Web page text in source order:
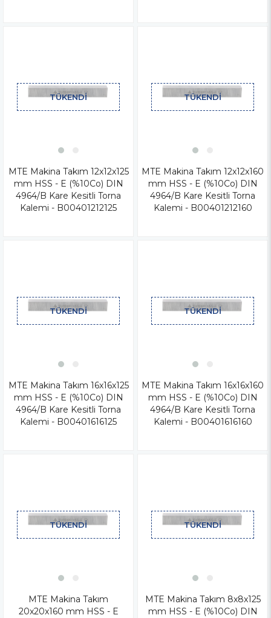
TÜKENDI
MTE Makina Takım 12x12x125
mm HSS - E (%10Co) DIN
4964/B Kare Kesitli Torna
Kalemi - B00401212125
TÜKENDI
MTE Makina Takım 12x12x160
mm HSS - E (%10Co) DIN
4964/B Kare Kesitli Torna
Kalemi - B00401212160
TÜKENDI
MTE Makina Takım 16x16x125
mm HSS - E (%10Co) DIN
4964/B Kare Kesitli Torna
Kalemi - B00401616125
TÜKENDI
MTE Makina Takım 16x16x160
mm HSS - E (%10Co) DIN
4964/B Kare Kesitli Torna
Kalemi - B00401616160
TÜKENDI
MTE Makina Takım
20x20x160 mm HSS - E
TÜKENDI
MTE Makina Takım 8x8x125
mm HSS - E (%10Co) DIN